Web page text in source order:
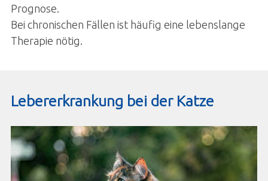
Prognose.
Bei chronischen Fällen ist häufig eine lebenslange
Therapie nötig.
Lebererkrankung bei der Katze